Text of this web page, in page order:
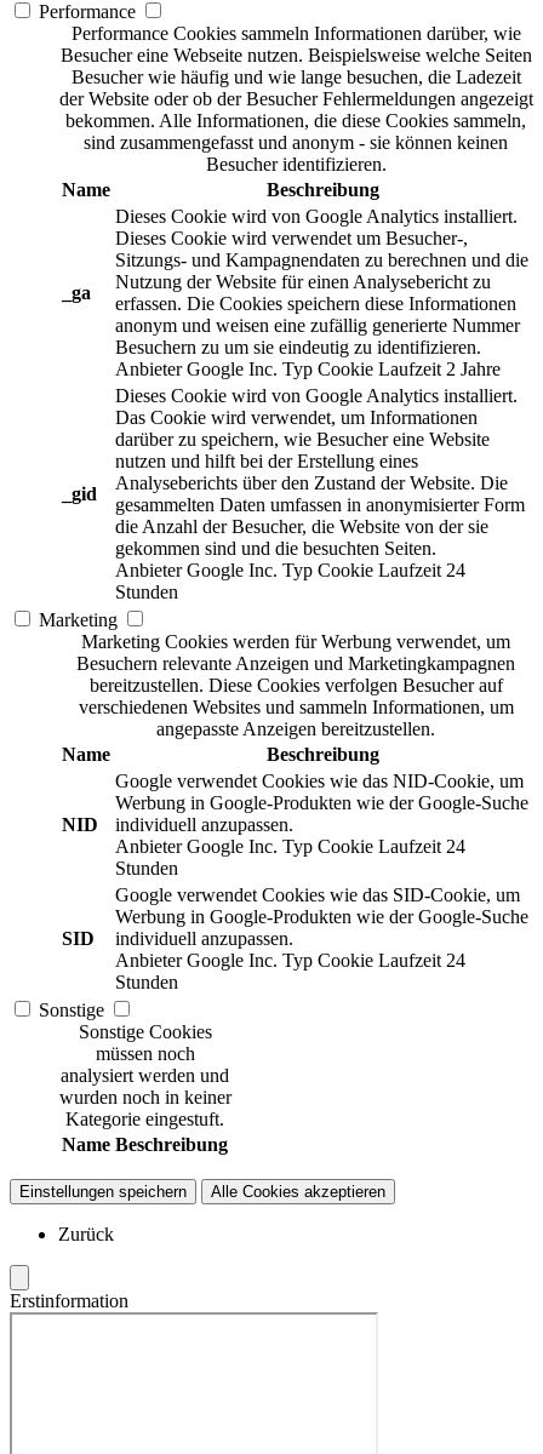
Performance
Performance Cookies sammeln Informationen darüber, wie
Besucher eine Webseite nutzen. Beispielsweise welche Seiten
Besucher wie häufig und wie lange besuchen, die Ladezeit
der Website oder ob der Besucher Fehlermeldungen angezeigt
bekommen. Alle Informationen, die diese Cookies sammeln,
sind zusammengefasst und anonym - sie können keinen
Besucher identifizieren.
Name
Beschreibung
_ga
Dieses Cookie wird von Google Analytics installiert.
Dieses Cookie wird verwendet um Besucher-,
Sitzungs- und Kampagnendaten zu berechnen und die
Nutzung der Website für einen Analysebericht zu
erfassen. Die Cookies speichern diese Informationen
anonym und weisen eine zufällig generierte Nummer
Besuchern zu um sie eindeutig zu identifizieren.
Anbieter Google Inc. Typ Cookie Laufzeit 2 Jahre
_gid
Dieses Cookie wird von Google Analytics installiert.
Das Cookie wird verwendet, um Informationen
darüber zu speichern, wie Besucher eine Website
nutzen und hilft bei der Erstellung eines
Analyseberichts über den Zustand der Website. Die
gesammelten Daten umfassen in anonymisierter Form
die Anzahl der Besucher, die Website von der sie
gekommen sind und die besuchten Seiten.
Anbieter Google Inc. Typ Cookie Laufzeit 24
Stunden
Marketing
Marketing Cookies werden für Werbung verwendet, um
Besuchern relevante Anzeigen und Marketingkampagnen
bereitzustellen. Diese Cookies verfolgen Besucher auf
verschiedenen Websites und sammeln Informationen, um
angepasste Anzeigen bereitzustellen.
Name
Beschreibung
NID
Google verwendet Cookies wie das NID-Cookie, um
Werbung in Google-Produkten wie der Google-Suche
individuell anzupassen.
Anbieter Google Inc. Typ Cookie Laufzeit 24
Stunden
SID
Google verwendet Cookies wie das SID-Cookie, um
Werbung in Google-Produkten wie der Google-Suche
individuell anzupassen.
Anbieter Google Inc. Typ Cookie Laufzeit 24
Stunden
Sonstige
Sonstige Cookies
müssen noch
analysiert werden und
wurden noch in keiner
Kategorie eingestuft.
Name Beschreibung
Einstellungen speichern Alle Cookies akzeptieren
Zurück
Erstinformation